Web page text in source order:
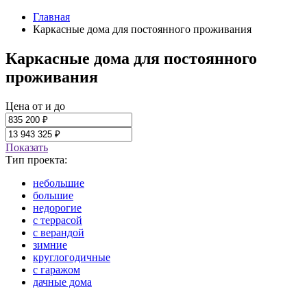
Главная
Каркасные дома для постоянного проживания
Каркасные дома для постоянного
проживания
Цена от и до
Показать
Тип проекта:
небольшие
большие
недорогие
с террасой
с верандой
зимние
круглогодичные
с гаражом
дачные дома